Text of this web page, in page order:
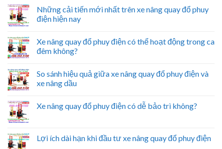
Những cải tiến mới nhất trên xe nâng quay đổ phuy
điện hiện nay
Xe nâng quay đổ phuy điện có thể hoạt động trong ca
đêm không?
So sánh hiệu quả giữa xe nâng quay đổ phuy điện và
xe nâng dầu
Xe nâng quay đổ phuy điện có dễ bảo trì không?
Lợi ích dài hạn khi đầu tư xe nâng quay đổ phuy điện